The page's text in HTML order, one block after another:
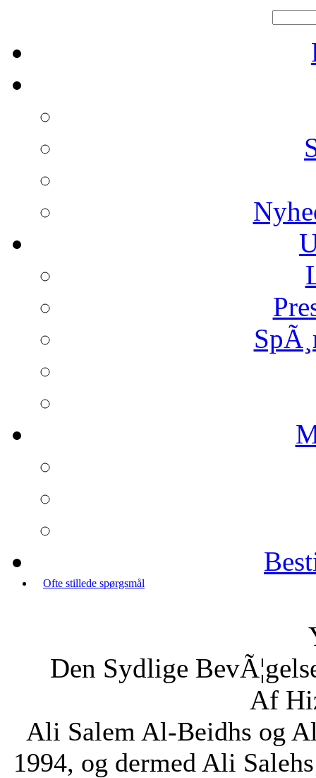
Ofte stillede spørgsmål
Den Sydlige
Af
Ali Salem Al-Beidhs og
1994, og dermed Ali